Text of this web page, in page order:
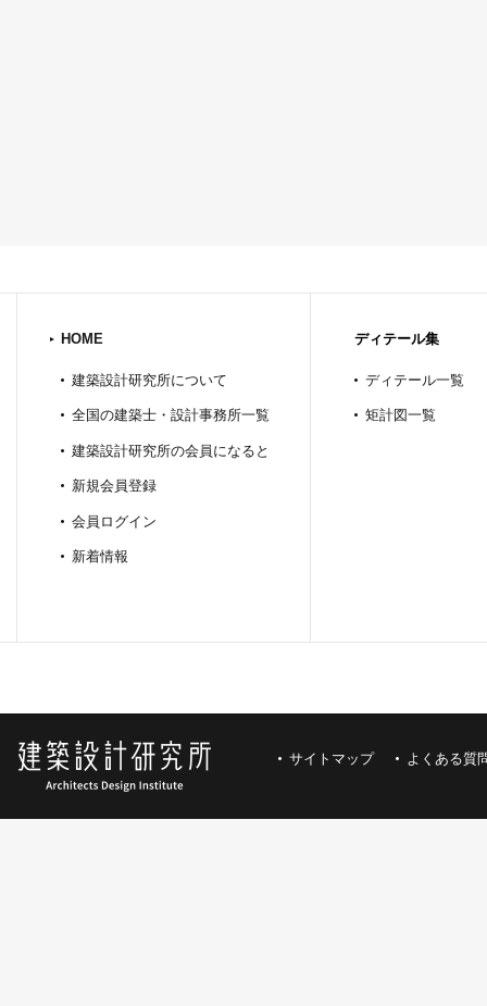
HOME
建築設計研究所について
全国の建築士・設計事務所一覧
建築設計研究所の会員になると
新規会員登録
会員ログイン
新着情報
ディテール集
ディテール一覧
矩計図一覧
サイトマップ よくある質